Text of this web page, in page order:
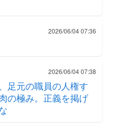
2026/06/04 07:36
2026/06/04 07:38
足元の職員の人権す
の極み。正義を掲げ